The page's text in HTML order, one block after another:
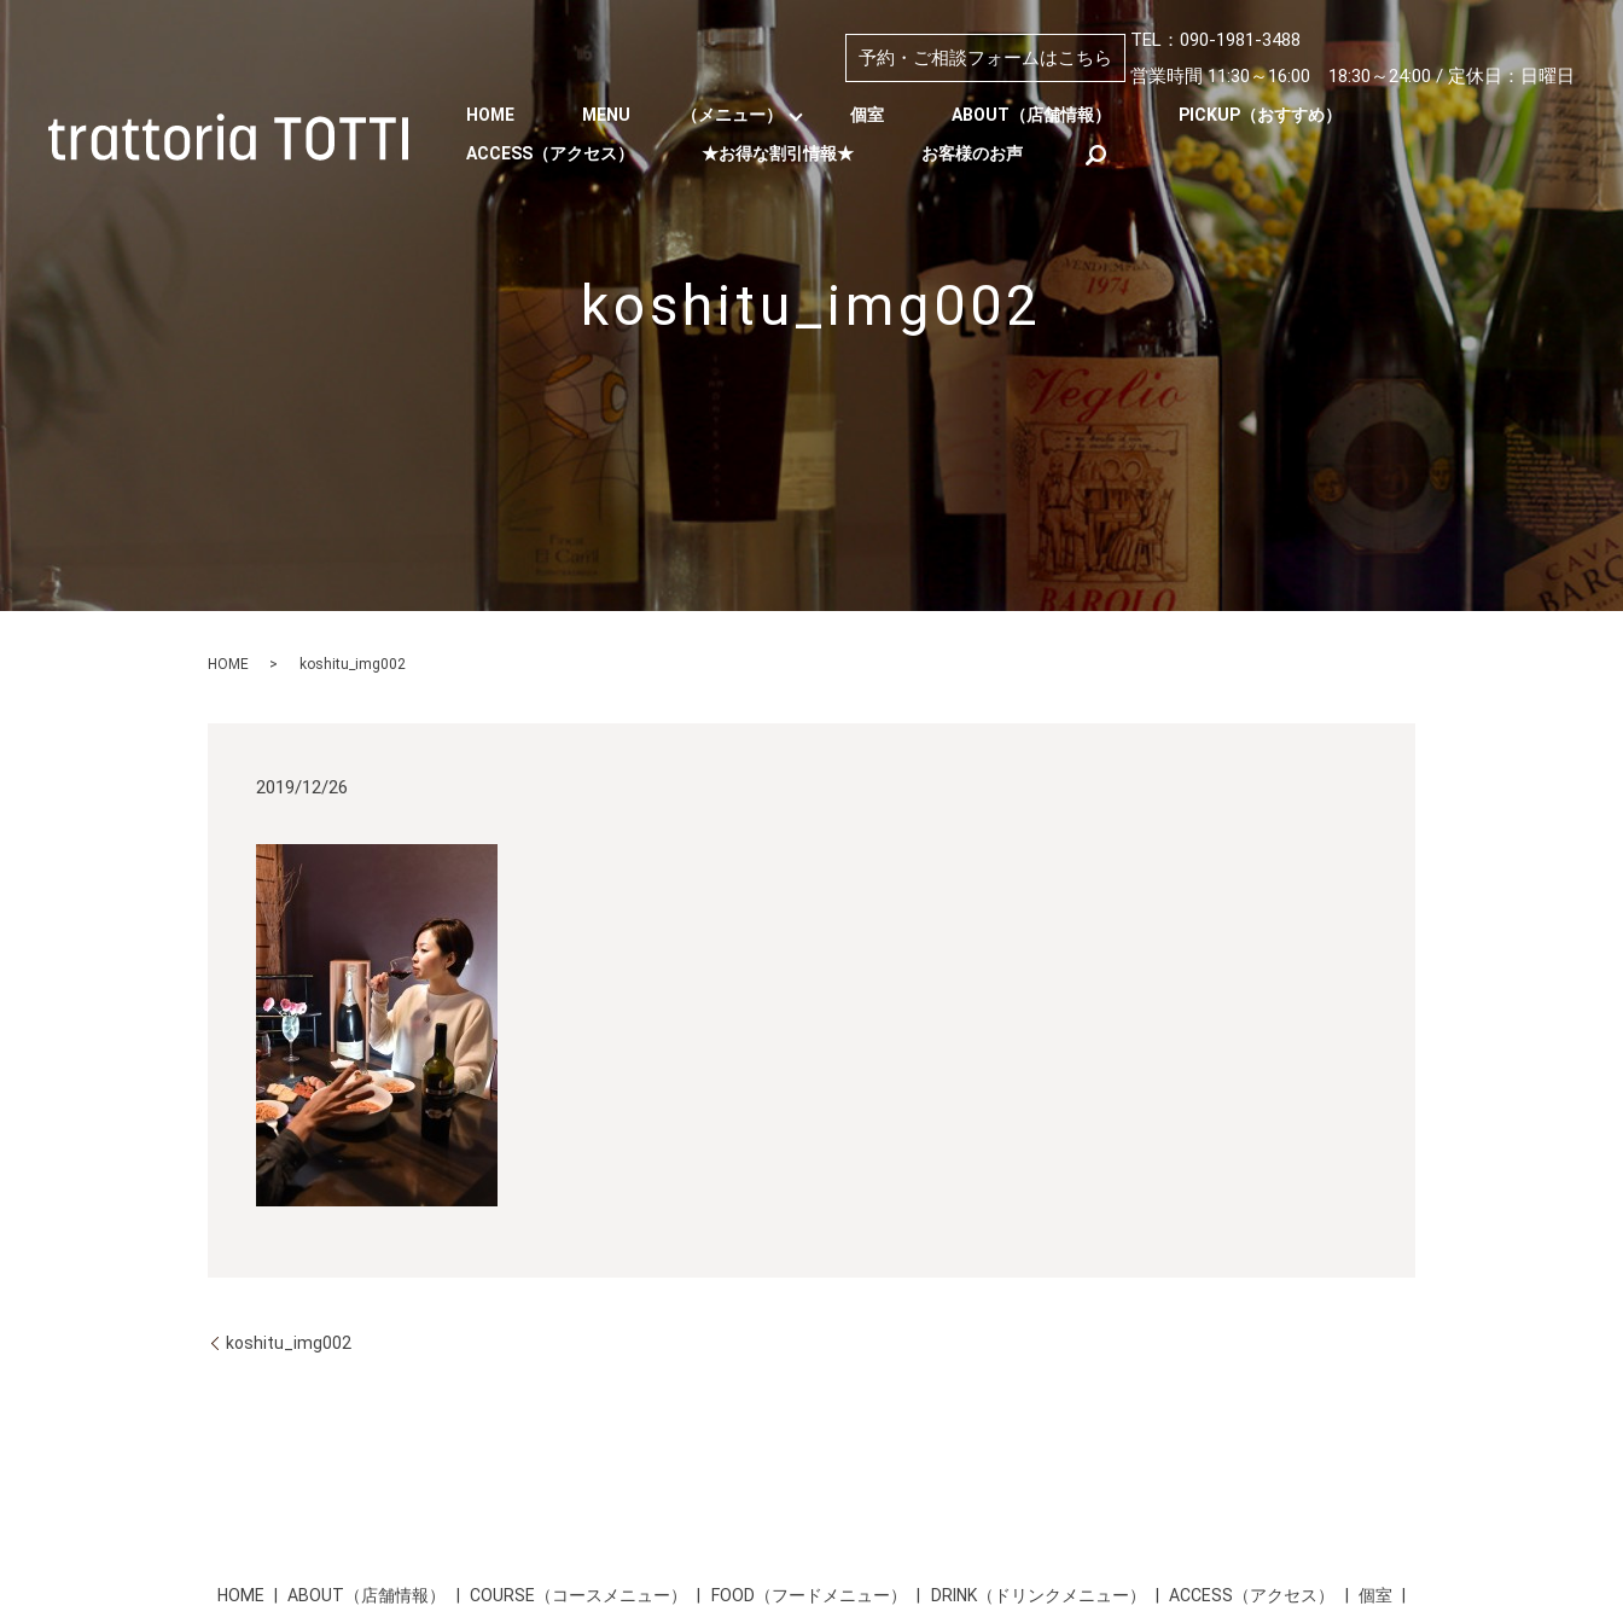
予約・ご相談フォームはこちら
TEL：090-1981-3488
営業時間 11:30～16:00 18:30～24:00 / 定休日：日曜日
HOME MENU （メニュー） 個室 ABOUT（店舗情報） PICKUP（おすすめ）
ACCESS（アクセス） ★お得な割引情報★ お客様のお声 search
koshitu_img002
HOME koshitu_img002
2019/12/26
koshitu_img002
HOME ABOUT（店舗情報） COURSE（コースメニュー） FOOD（フードメニュー） DRINK（ドリンクメニュー） ACCESS（アクセス）
個室